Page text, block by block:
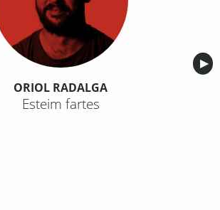
▶︎
ORIOL RADALGA
Esteim fartes